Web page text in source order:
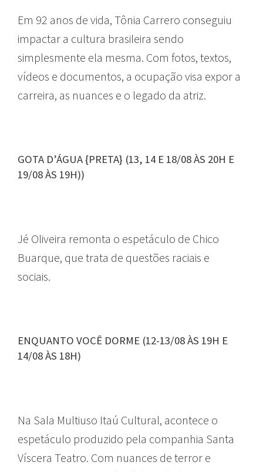
Em 92 anos de vida, Tônia Carrero conseguiu
impactar a cultura brasileira sendo
simplesmente ela mesma. Com fotos, textos,
vídeos e documentos, a ocupação visa expor a
carreira, as nuances e o legado da atriz.
GOTA D’ÁGUA {PRETA} (13, 14 E 18/08 ÀS 20H E
19/08 ÀS 19H))
Jé Oliveira remonta o espetáculo de Chico
Buarque, que trata de questões raciais e
sociais.
ENQUANTO VOCÊ DORME (12-13/08 ÀS 19H E
14/08 ÀS 18H)
Na Sala Multiuso Itaú Cultural, acontece o
espetáculo produzido pela companhia Santa
Víscera Teatro. Com nuances de terror e